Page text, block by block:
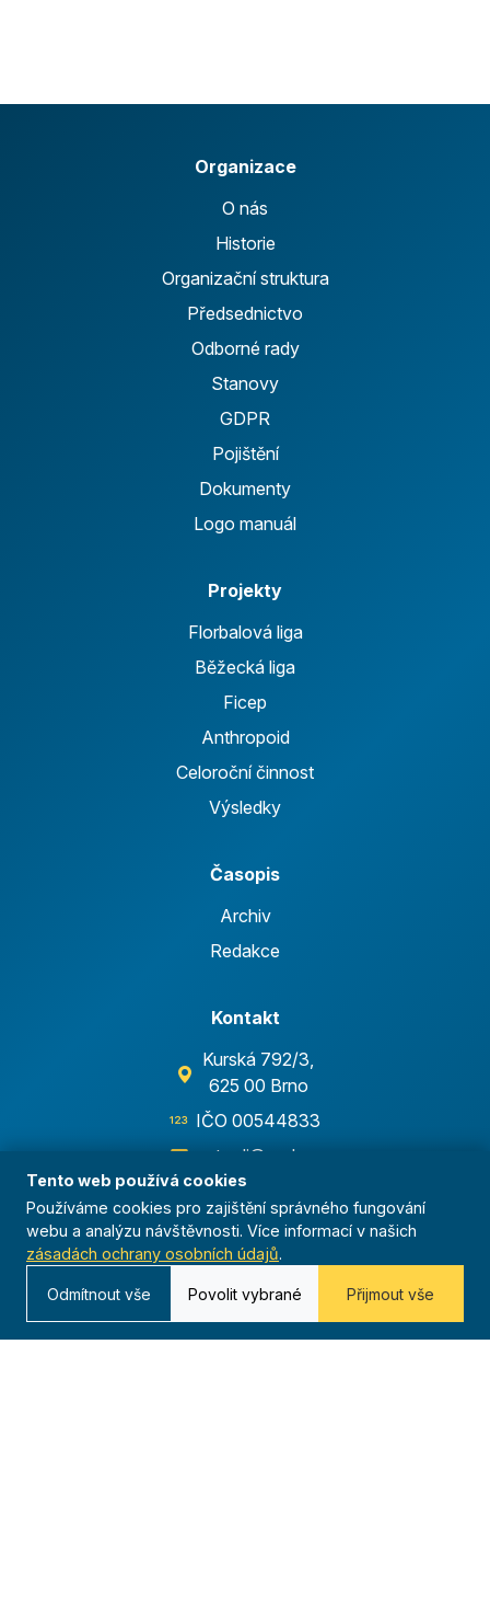
Organizace
O nás
Historie
Organizační struktura
Předsednictvo
Odborné rady
Stanovy
GDPR
Pojištění
Dokumenty
Logo manuál
Projekty
Florbalová liga
Běžecká liga
Ficep
Anthropoid
Celoroční činnost
Výsledky
Časopis
Archiv
Redakce
Kontakt
Kurská 792/3,
625 00 Brno
IČO 00544833
ustredi@orel.cz
Kontaktujte nás
Tento web používá cookies
Používáme cookies pro zajištění správného fungování
webu a analýzu návštěvnosti. Více informací v našich
zásadách ochrany osobních údajů.
Odmítnout vše Povolit vybrané Přijmout vše